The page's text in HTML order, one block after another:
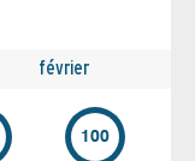
février
100